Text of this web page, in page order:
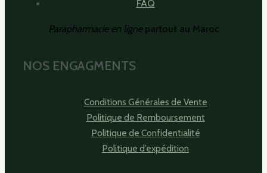
FAQ
Parapharmacie en lignepartout au Maroc
NOS ENGAGMENTS
Conditions Générales de Vente
Politique de Remboursement
Politique de Confidentialité
Politique d’expédition